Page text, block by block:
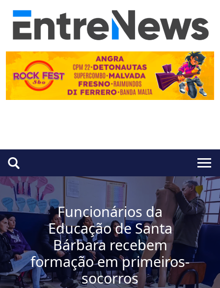
Funcionários da
Educação de Santa
Bárbara recebem
formação em primeiros-
socorros